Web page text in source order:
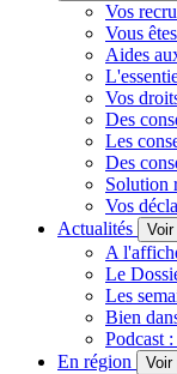
Vos
Vous
Aides
Vos
Des
Les
Des
Solution
Vos
Actualités
A
Le
Les
Bien
Podcast
En région
Voir